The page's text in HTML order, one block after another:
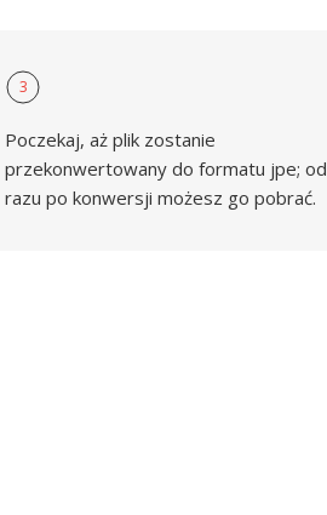
3
Poczekaj, aż plik zostanie
przekonwertowany do formatu jpe; od
razu po konwersji możesz go pobrać.